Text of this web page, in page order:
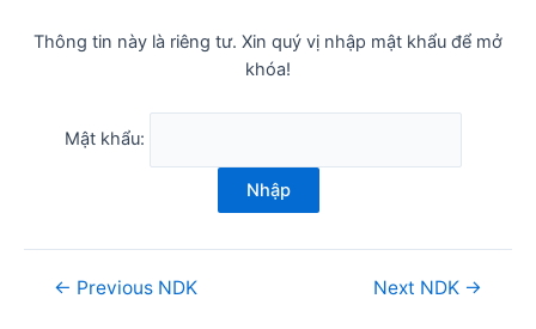
Thông tin này là riêng tư. Xin quý vị nhập mật khẩu để mở
khóa!
Mật khẩu:
Nhập
← Previous NDK Next NDK →